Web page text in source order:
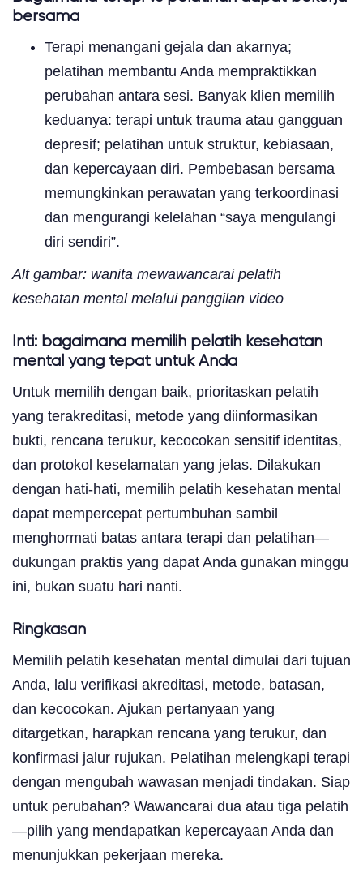
bersama
Terapi menangani gejala dan akarnya;
pelatihan membantu Anda mempraktikkan
perubahan antara sesi. Banyak klien memilih
keduanya: terapi untuk trauma atau gangguan
depresif; pelatihan untuk struktur, kebiasaan,
dan kepercayaan diri. Pembebasan bersama
memungkinkan perawatan yang terkoordinasi
dan mengurangi kelelahan “saya mengulangi
diri sendiri”.
Alt gambar: wanita mewawancarai pelatih
kesehatan mental melalui panggilan video
Inti: bagaimana memilih pelatih kesehatan
mental yang tepat untuk Anda
Untuk memilih dengan baik, prioritaskan pelatih
yang terakreditasi, metode yang diinformasikan
bukti, rencana terukur, kecocokan sensitif identitas,
dan protokol keselamatan yang jelas. Dilakukan
dengan hati-hati, memilih pelatih kesehatan mental
dapat mempercepat pertumbuhan sambil
menghormati batas antara terapi dan pelatihan—
dukungan praktis yang dapat Anda gunakan minggu
ini, bukan suatu hari nanti.
Ringkasan
Memilih pelatih kesehatan mental dimulai dari tujuan
Anda, lalu verifikasi akreditasi, metode, batasan,
dan kecocokan. Ajukan pertanyaan yang
ditargetkan, harapkan rencana yang terukur, dan
konfirmasi jalur rujukan. Pelatihan melengkapi terapi
dengan mengubah wawasan menjadi tindakan. Siap
untuk perubahan? Wawancarai dua atau tiga pelatih
—pilih yang mendapatkan kepercayaan Anda dan
menunjukkan pekerjaan mereka.